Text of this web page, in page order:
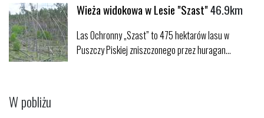
Wieża widokowa w Lesie "Szast"46.9km
Las Ochronny „Szast” to 475 hektarów lasu w
Puszczy Piskiej zniszczonego przez huragan...
W pobliżu